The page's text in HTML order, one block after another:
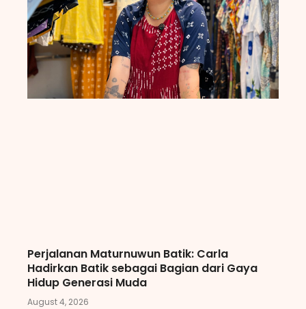
Perjalanan Maturnuwun Batik: Carla
Hadirkan Batik sebagai Bagian dari Gaya
Hidup Generasi Muda
August 4, 2026